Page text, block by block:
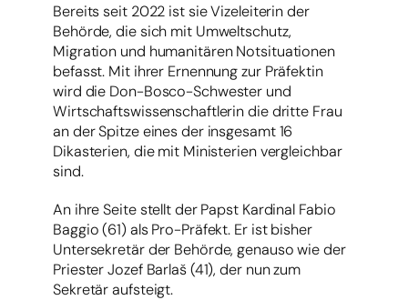
Bereits seit 2022 ist sie Vizeleiterin der
Behörde, die sich mit Umweltschutz,
Migration und humanitären Notsituationen
befasst. Mit ihrer Ernennung zur Präfektin
wird die Don-Bosco-Schwester und
Wirtschaftswissenschaftlerin die dritte Frau
an der Spitze eines der insgesamt 16
Dikasterien, die mit Ministerien vergleichbar
sind.
An ihre Seite stellt der Papst Kardinal Fabio
Baggio (61) als Pro-Präfekt. Er ist bisher
Untersekretär der Behörde, genauso wie der
Priester Jozef Barlaš (41), der nun zum
Sekretär aufsteigt.